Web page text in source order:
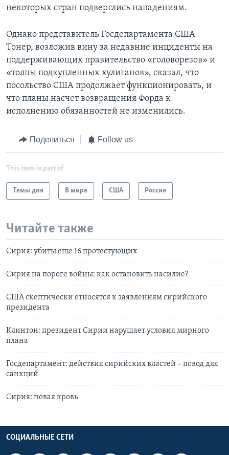
некоторых стран подверглись нападениям.
Однако представитель Госдепартамента США
Тонер, возложив вину за недавние инциденты на
поддерживающих правительство «головорезов» и
«толпы подкупленных хулиганов», сказал, что
посольство США продолжает функционировать, и
что планы насчет возвращения Форда к
исполнению обязанностей не изменились.
Поделиться Follow us
This item is part of
Темы дня В мире США Россия
Читайте также
Сирия: убиты еще 16 протестующих
Сирия на пороге войны: как остановить насилие?
США скептически относятся к заявлениям сирийского
президента
Клинтон: президент Сирии нарушает условия мирного
плана
Госдепартамент: действия сирийских властей – повод для
санкций
Сирия: новая кровь
СОЦИАЛЬНЫЕ СЕТИ